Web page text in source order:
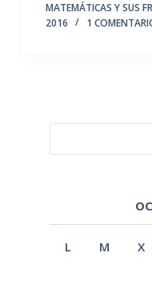
MATEMÁTICAS Y SUS
2016
1
L M X